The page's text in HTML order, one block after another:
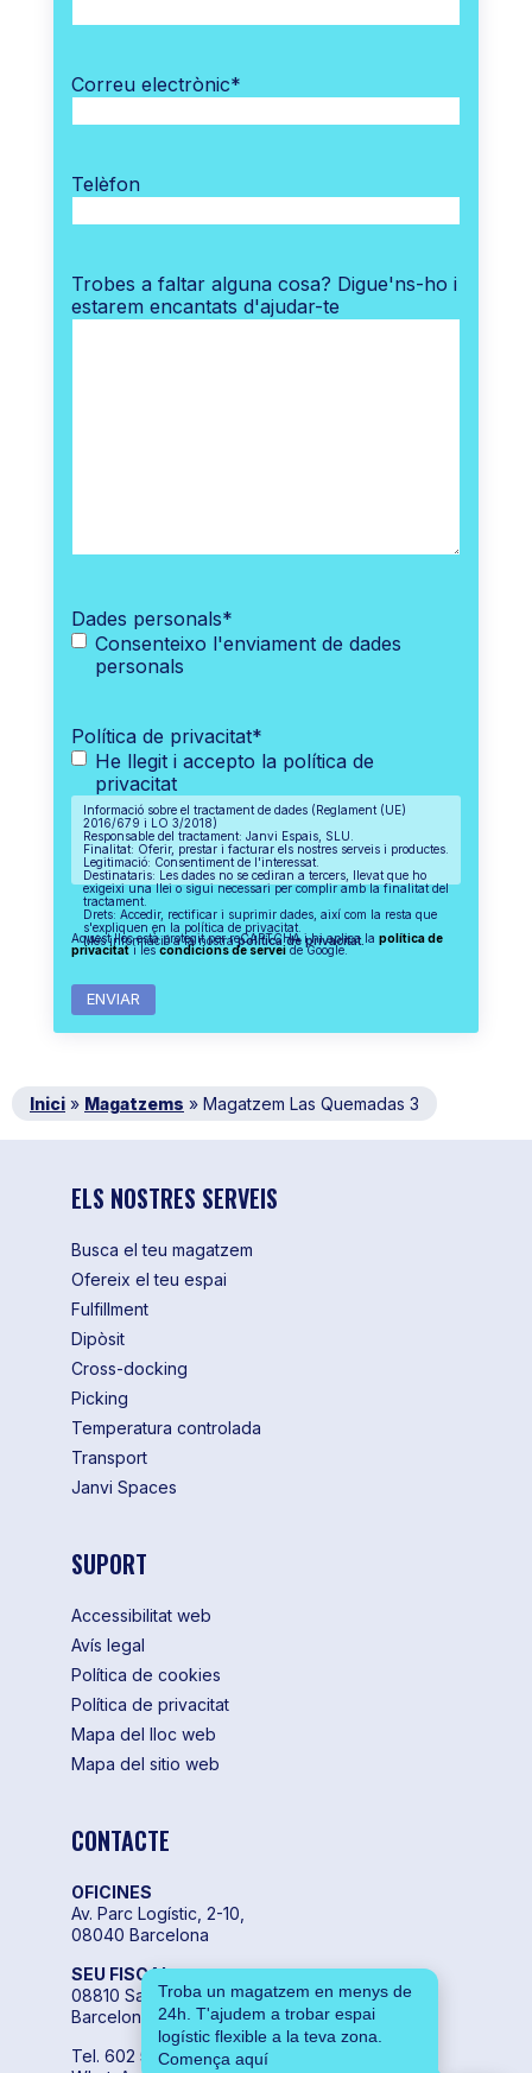
Correu electrònic*
Telèfon
Trobes a faltar alguna cosa? Digue'ns-ho i
estarem encantats d'ajudar-te
Dades personals*
Consenteixo l'enviament de dades
personals
Política de privacitat*
He llegit i accepto la política de
privacitat
Informació sobre el tractament de dades (Reglament (UE)
2016/679 i LO 3/2018)
Responsable del tractament: Janvi Espais, SLU.
Finalitat: Oferir, prestar i facturar els nostres serveis i productes.
Legitimació: Consentiment de l'interessat.
Destinataris: Les dades no se cediran a tercers, llevat que ho
exigeixi una llei o sigui necessari per complir amb la finalitat del
tractament.
Drets: Accedir, rectificar i suprimir dades, així com la resta que
s'expliquen en la política de privacitat.
Més informació a la nostrapolítica de privacitat.
Aquest lloc està protegit per reCAPTCHA i hi aplica la política de
privacitati lescondicions de serveide Google.
Inici » Magatzems » Magatzem Las Quemadas 3
ELS NOSTRES SERVEIS
Busca el teu magatzem
Ofereix el teu espai
Fulfillment
Dipòsit
Cross-docking
Picking
Temperatura controlada
Transport
Janvi Spaces
SUPORT
Accessibilitat web
Avís legal
Política de cookies
Política de privacitat
Mapa del lloc web
Mapa del sitio web
CONTACTE
OFICINES
Av. Parc Logístic, 2-10,
08040 Barcelona
SEU FISCAL
08810 Sant Pere de Ribes,
Barcelona
Tel. 602 55 04 00
Troba un magatzem en menys de
24h. T'ajudem a trobar espai
logístic flexible a la teva zona.
Comença aquí